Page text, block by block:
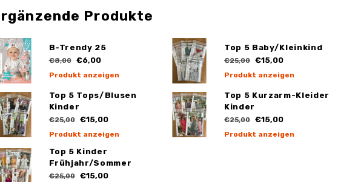
Produkte
B-Trendy 25
€8,00 €6,00
Produkt anzeigen
Top 5 Baby/Kleinkind
€25,00 €15,00
Produkt anzeigen
Top 5 Tops/Blusen
Kinder
€25,00 €15,00
Produkt anzeigen
Top 5 Kurzarm-Kleider
Kinder
€25,00 €15,00
Produkt anzeigen
Top 5 Kinder
Frühjahr/Sommer
€25,00 €15,00